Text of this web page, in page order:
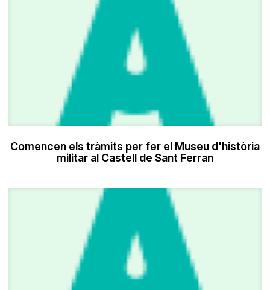
Comencen els tràmits per fer el Museu d'història
militar al Castell de Sant Ferran